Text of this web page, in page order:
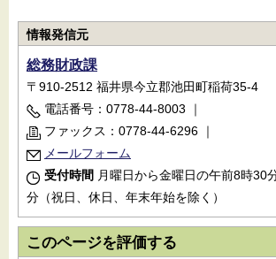
情報発信元
総務財政課
〒910-2512 福井県今立郡池田町稲荷35-4
電話番号：0778-44-8003 ｜
ファックス：0778-44-6296 ｜
メールフォーム
受付時間 月曜日から金曜日の午前8時30
分（祝日、休日、年末年始を除く）
このページを評価する